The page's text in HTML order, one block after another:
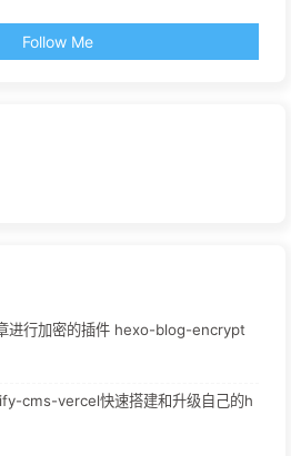
Follow Me
进行加密的插件 hexo-blog-encrypt
cms-vercel快速搭建和升级自己的h